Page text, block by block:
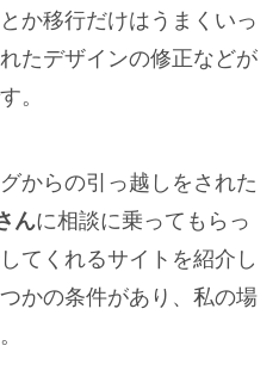
か移行だけはうまくいっ
たデザインの修正などが
。
からの引っ越しをされた
んに相談に乗ってもらっ
てくれるサイトを紹介し
かの条件があり、私の場